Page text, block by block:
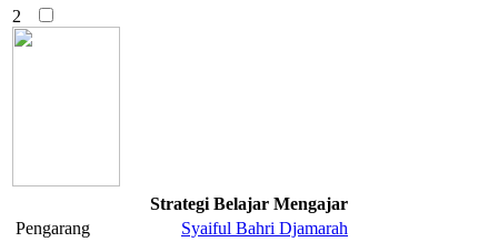
2
Strategi Belajar Mengajar
Pengarang
Syaiful Bahri Djamarah